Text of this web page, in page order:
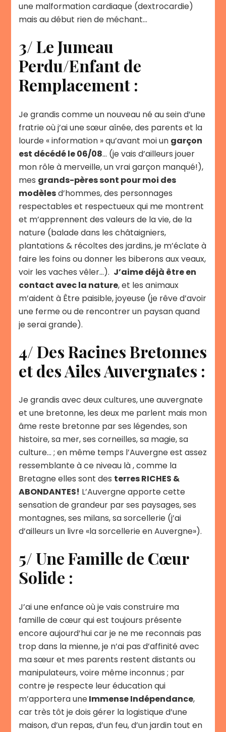
une malformation cardiaque (dextrocardie)
mais au début rien de méchant…
3/ Le Jumeau
Perdu/Enfant de
Remplacement :
Je grandis comme un nouveau né au sein d’une
fratrie où j’ai une sœur aînée, des parents et la
lourde « information » qu’avant moi un garçon
est décédé le 06/08… (je vais d’ailleurs jouer
mon rôle à merveille, un vrai garçon manqué!),
mes grands-pères sont pour moi des
modèlesd’hommes, des personnages
respectables et respectueux qui me montrent
et m’apprennent des valeurs de la vie, de la
nature (balade dans les châtaigniers,
plantations & récoltes des jardins, je m’éclate à
faire les foins ou donner les biberons aux veaux,
voir les vaches vêler…). J’aime déjà être en
contact avec la nature, et les animaux
m’aident à Être paisible, joyeuse (je rêve d’avoir
une ferme ou de rencontrer un paysan quand
je serai grande).
4/ Des Racines Bretonnes
et des Ailes Auvergnates :
Je grandis avec deux cultures, une auvergnate
et une bretonne, les deux me parlent mais mon
âme reste bretonne par ses légendes, son
histoire, sa mer, ses corneilles, sa magie, sa
culture… ; en même temps l’Auvergne est assez
ressemblante à ce niveau là , comme la
Bretagne elles sont des terres RICHES &
ABONDANTES! L’Auvergne apporte cette
sensation de grandeur par ses paysages, ses
montagnes, ses milans, sa sorcellerie (j’ai
d’ailleurs un livre «la sorcellerie en Auvergne»).
5/ Une Famille de Cœur
Solide :
J’ai une enfance où je vais construire ma
famille de cœur qui est toujours présente
encore aujourd’hui car je ne me reconnais pas
trop dans la mienne, je n’ai pas d’affinité avec
ma sœur et mes parents restent distants ou
manipulateurs, voire même inconnus ; par
contre je respecte leur éducation qui
m’apportera uneImmense Indépendance,
car très tôt je dois gérer la logistique d’une
maison, d’un repas, d’un feu, d’un jardin tout en